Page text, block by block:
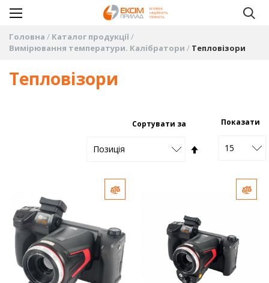
Головна
Каталог продукції
Вимірювання температури. Калібратори
Тепловізори
Тепловізори
Показати
15
Сортувати за
Позиція Сортувати
Додати до порівняння